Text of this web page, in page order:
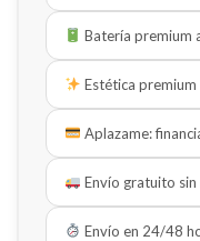
Batería premium
Estética premium
Aplazame:
Envío gratuito sin
Envío en 24/48